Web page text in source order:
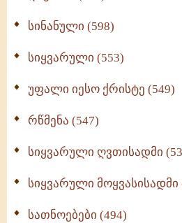
სინანული (598)
სიყვარული (553)
უფალი იესო ქრისტე (549)
რწმენა (547)
სიყვარული ღვთისადმი
სიყვარული მოყვასისადმი
სათნოებები (494)